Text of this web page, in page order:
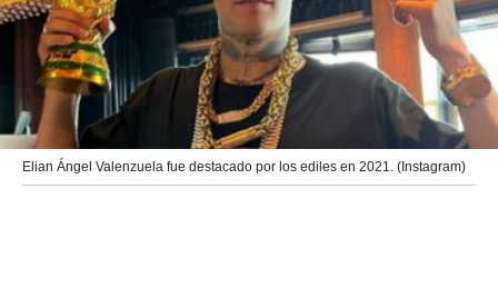
Elian Ángel Valenzuela fue destacado por los ediles en 2021. (Instagram)